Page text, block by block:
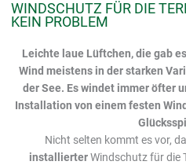
WINDSCHUTZ FÜR DIE
KEIN PROBLEM
Leichte laue Lüftchen, die gab
Wind meistens in der starken
der See. Es windet immer öfter
Installation von einem festen
Nicht selten kommt es vor,
installierterWindschutz für die